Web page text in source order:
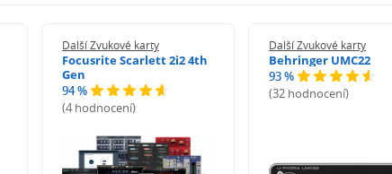
Další Zvukové karty
Focusrite Scarlett 2i2 4th
Gen
94 %
(4 hodnocení)
Další Zvukové karty
Behringer UMC22
93 %
(32 hodnocení)